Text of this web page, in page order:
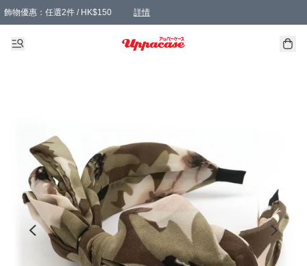
飾物優惠：任選2件 / HK$150 詳情
髮飾優惠：任選2件 / HK$100 詳情
精選襪子優惠：任選3對 / HK$115 詳情
滿額免運：本地訂單滿港幣350元可享免運費優惠